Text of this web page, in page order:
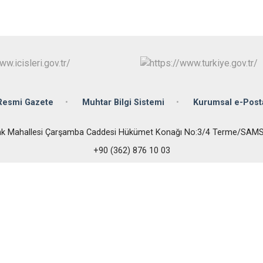
Ladik
Gazete Muhtar Bilgi Sistemi Kurumsal e-
Mahallesi Çarşamba Caddesi Hükümet Konağı No:3/4 Terme/
+90 (362) 876 10 03